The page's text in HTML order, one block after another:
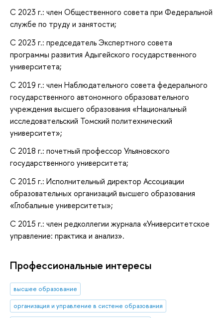
С 2023 г.: член Общественного совета при Федеральной
службе по труду и занятости;
С 2023 г.: председатель Экспертного совета
программы развития Адыгейского государственного
университета;
С 2019 г.: член Наблюдательного совета федерального
государственного автономного образовательного
учреждения высшего образования «Национальный
исследовательский Томский политехнический
университет»;
С 2018 г.: почетный профессор Ульяновского
государственного университета;
С 2015 г.: Исполнительный директор Ассоциации
образовательных организаций высшего образования
«Глобальные университеты»;
С 2015 г.: член редколлегии журнала «Университетское
управление: практика и анализ».
Профессиональные интересы
высшее образование
организация и управление в системе образования